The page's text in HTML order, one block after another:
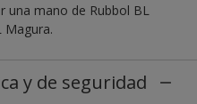
una mano de Rubbol BL
Magura.
y de seguridad